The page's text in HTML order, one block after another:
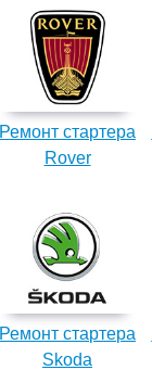
Ремонт стартера
Rover
Ремонт стартера
Skoda